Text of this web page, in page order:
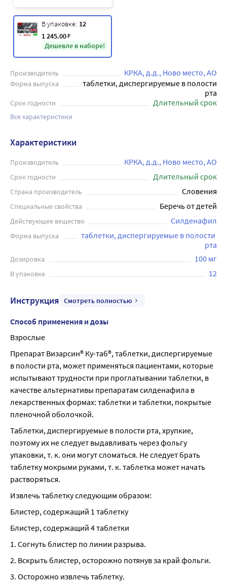
В упаковке: 12
1 245.00₽
Дешевле в наборе!
Производитель КРКА, д.д., Ново место, АО
Форма выпуска
таблетки, диспергируемые в полости
рта
Срок годности Длительный срок
Все характеристики
Характеристики
Производитель КРКА, д.д., Ново место, АО
Срок годности Длительный срок
Страна производитель Словения
Специальные свойства Беречь от детей
Действующее вещество Силденафил
Форма выпуска
таблетки, диспергируемые в полости
рта
Дозировка 100 мг
В упаковке 12
Инструкция Смотреть полностью
Способ применения и дозы
Взрослые
Препарат Визарсин® Ку-таб®, таблетки, диспергируемые
в полости рта, может применяться пациентами, которые
испытывают трудности при проглатывании таблетки, в
качестве альтернативы препаратам силденафила в
лекарственных формах: таблетки и таблетки, покрытые
пленочной оболочкой.
Таблетки, диспергируемые в полости рта, хрупкие,
поэтому их не следует выдавливать через фольгу
упаковки, т. к. они могут сломаться. Не следует брать
таблетку мокрыми руками, т. к. таблетка может начать
растворяться.
Извлечь таблетку следующим образом:
Блистер, содержащий 1 таблетку
Блистер, содержащий 4 таблетки
1. Согнуть блистер по линии разрыва.
2. Вскрыть блистер, осторожно потянув за край фольги.
3. Осторожно извлечь таблетку.